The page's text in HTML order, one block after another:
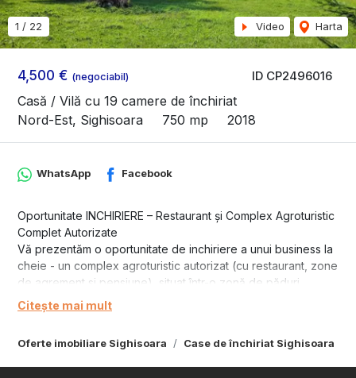
ID CP2496016
4,500 € (negociabil)
Casă / Vilă cu 19 camere de închiriat
Nord-Est, Sighisoara
750 mp 2018
1 / 22 Video Harta
Oferte imobiliare Sighisoara Case de închiriat Sighisoara
WhatsApp Facebook
Oportunitate INCHIRIERE – Restaurant și Complex Agroturistic
Complet Autorizate
Vă prezentăm o oportunitate de inchiriere a unui business la
cheie - un complex agroturistic autorizat (cu restaurant, zone
de agrement si pensiune), situat într-o zonă de păduri
superbe și pitorești, în apropierea orașului Sighișoara.
Această proprietate oferă un refugiu liniștit, departe de
printr-un drum asfaltat, foarte bine întreținut.
Descrierea Proprietății:
Citește mai mult